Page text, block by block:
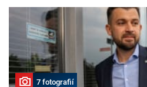
7 fotografií